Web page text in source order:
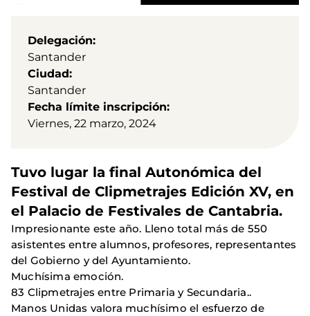
Delegación
Santander
Ciudad
Santander
Fecha límite inscripción
Viernes, 22 marzo, 2024
Tuvo lugar la final Autonómica del
Festival de Clipmetrajes Edición XV, en
el Palacio de Festivales de Cantabria.
Impresionante este año. Lleno total más de 550
asistentes entre alumnos, profesores, representantes
del Gobierno y del Ayuntamiento.
Muchísima emoción.
83 Clipmetrajes entre Primaria y Secundaria..
Manos Unidas valora muchísimo el esfuerzo de